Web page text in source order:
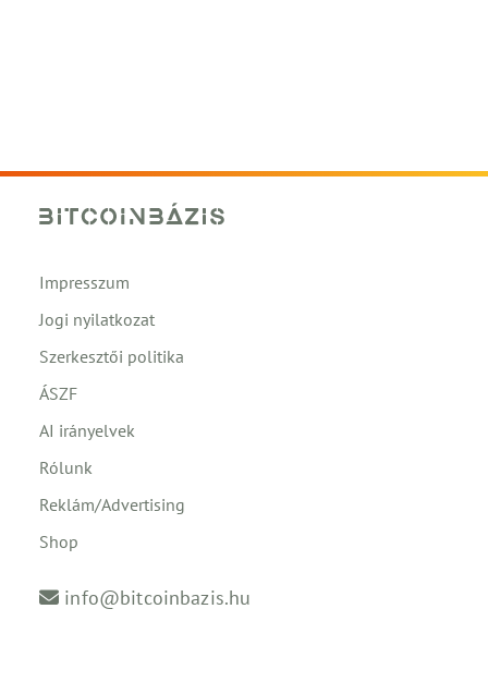
Impresszum
Jogi nyilatkozat
Szerkesztői politika
ÁSZF
AI irányelvek
Rólunk
Reklám/Advertising
Shop
info@bitcoinbazis.hu